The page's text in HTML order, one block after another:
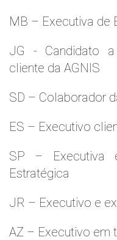
MB – Executiva de
JG - Candidato
cliente da AGNIS
SD – Colaborador
ES – Executivo
SP – Executiva
Estratégica
JR – Executivo e
AZ – Executivo em